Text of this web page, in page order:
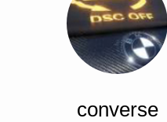
converse